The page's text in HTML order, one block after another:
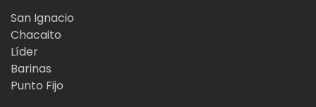
San Ignacio
Chacaito
Líder
Barinas
Punto Fijo